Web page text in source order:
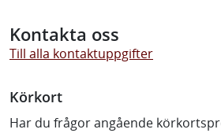
Kontakta oss
Till alla kontaktuppgifter
Körkort
Har du frågor angående